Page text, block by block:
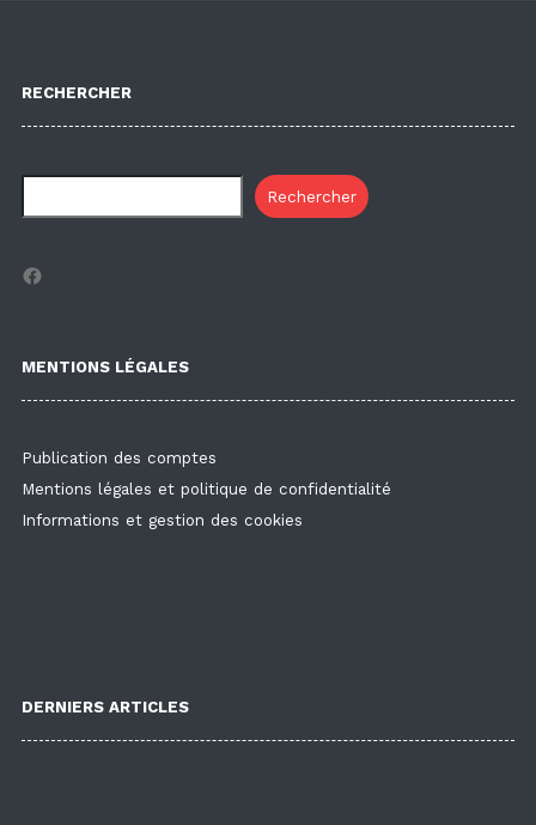
RECHERCHER
Rechercher
Facebook
MENTIONS LÉGALES
Publication des comptes
Mentions légales et politique de confidentialité
Informations et gestion des cookies
DERNIERS ARTICLES